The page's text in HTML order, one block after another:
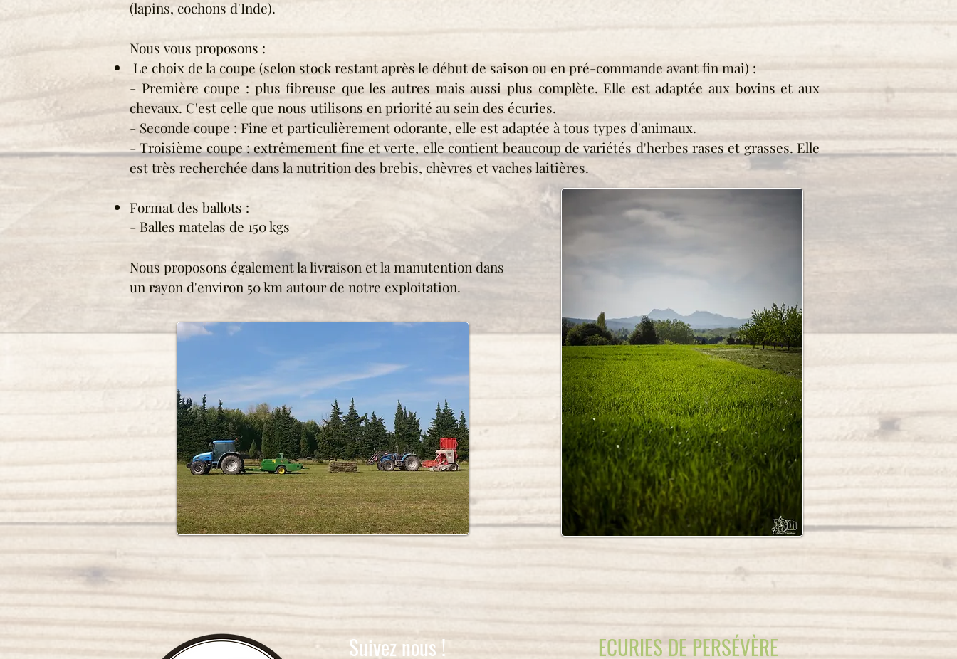
(lapins, cochons d'Inde).
Nous vous proposons :
Le choix de la coupe (selon stock restant après le début de saison ou en pré-commande avant fin mai) :
- Première coupe : plus fibreuse que les autres mais aussi plus complète. Elle est adaptée aux bovins et aux
chevaux. C'est celle que nous utilisons en priorité au sein des écuries.
- Seconde coupe : Fine et particulièrement odorante, elle est adaptée à tous types d'animaux.
- Troisième coupe : extrêmement fine et verte, elle contient beaucoup de variétés d'herbes rases et grasses. Elle
est très recherchée dans la nutrition des brebis, chèvres et vaches laitières.
Format des ballots :
- Balles matelas de 150 kgs
Nous proposons également la livraison et la manutention dans
un rayon d'environ 50 km autour de notre exploitation.
Suivez nous ! ECURIES DE PERSÉVÈRE